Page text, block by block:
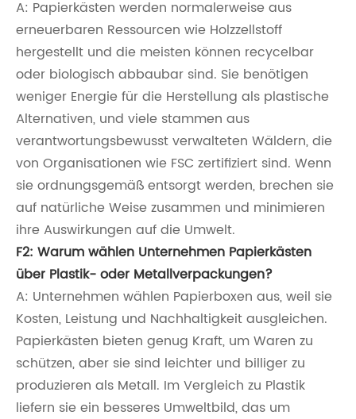
A: Papierkästen werden normalerweise aus
erneuerbaren Ressourcen wie Holzzellstoff
hergestellt und die meisten können recycelbar
oder biologisch abbaubar sind. Sie benötigen
weniger Energie für die Herstellung als plastische
Alternativen, und viele stammen aus
verantwortungsbewusst verwalteten Wäldern, die
von Organisationen wie FSC zertifiziert sind. Wenn
sie ordnungsgemäß entsorgt werden, brechen sie
auf natürliche Weise zusammen und minimieren
ihre Auswirkungen auf die Umwelt.
F2: Warum wählen Unternehmen Papierkästen
über Plastik- oder Metallverpackungen?
A: Unternehmen wählen Papierboxen aus, weil sie
Kosten, Leistung und Nachhaltigkeit ausgleichen.
Papierkästen bieten genug Kraft, um Waren zu
schützen, aber sie sind leichter und billiger zu
produzieren als Metall. Im Vergleich zu Plastik
liefern sie ein besseres Umweltbild, das um